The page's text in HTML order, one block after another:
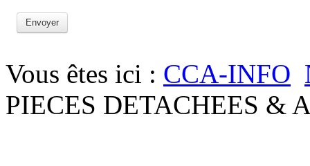
Envoyer
Vous êtes ici : CCA-INFO
PIECES DETACHEES &